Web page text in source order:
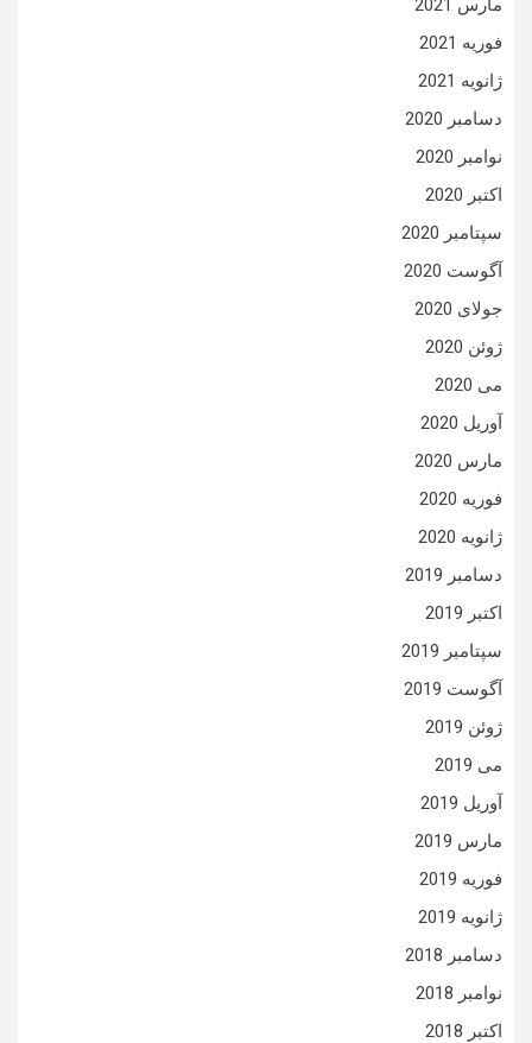
مارس 2021
فوریه 2021
ژانویه 2021
دسامبر 2020
نوامبر 2020
اکتبر 2020
سپتامبر 2020
آگوست 2020
جولای 2020
ژوئن 2020
می 2020
آوریل 2020
مارس 2020
فوریه 2020
ژانویه 2020
دسامبر 2019
اکتبر 2019
سپتامبر 2019
آگوست 2019
ژوئن 2019
می 2019
آوریل 2019
مارس 2019
فوریه 2019
ژانویه 2019
دسامبر 2018
نوامبر 2018
اکتبر 2018